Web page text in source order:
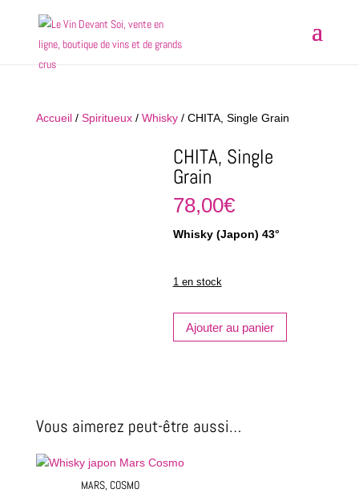
Accueil/ Spiritueux/ Whisky/ CHITA, Single Grain
CHITA, Single
Grain
78,00€
Whisky (Japon) 43°
1 en stock
Ajouter au panier
Vous aimerez peut-être aussi…
MARS, COSMO